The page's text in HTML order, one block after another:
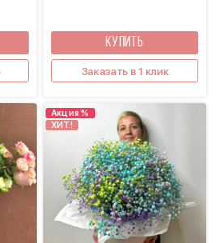
КУПИТЬ
Заказать в 1 клик
Акция %
ХИТ!